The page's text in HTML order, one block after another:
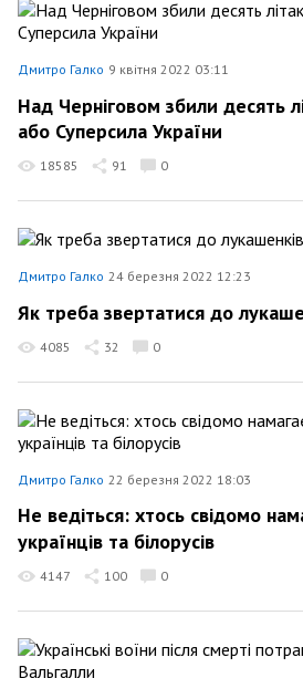
Дмитро Галко 9 квітня 2022 03:11
Над Черніговом збили десять
або Суперсила України
18585 91 0
Дмитро Галко 24 березня 2022 12:23
Як треба звертатися до
4085 32 0
Дмитро Галко 22 березня 2022 18:03
Не ведіться: хтось свідомо
українців та білорусів
4147 100 0